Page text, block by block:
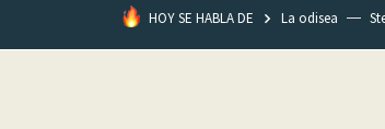
HOY SE HABLA DE La odisea